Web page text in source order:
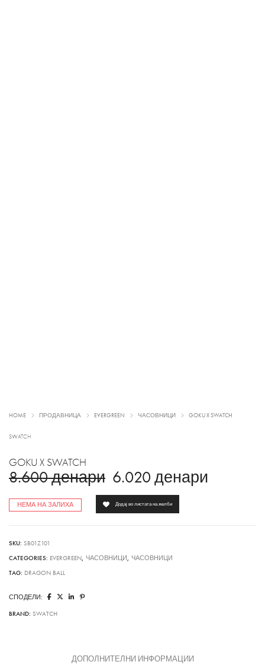
HOME ПРОДАВНИЦА EVERGREEN ЧАСОВНИЦИ GOKU X SWATCH
SWATCH
GOKU X SWATCH
8.600денари 6.020 денари
НЕМА НА ЗАЛИХА Додај во листата на желби
SKU: SB01Z101
CATEGORIES: EVERGREEN, ЧАСОВНИЦИ , ЧАСОВНИЦИ
TAG: DRAGON BALL
СПОДЕЛИ:
BRAND: SWATCH
ДОПОЛНИТЕЛНИ ИНФОРМАЦИИ